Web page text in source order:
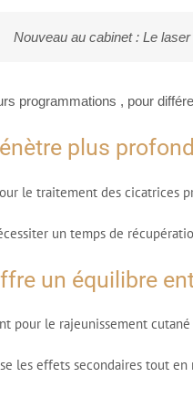
Nouveau au cabinet : Le
programmations , pour
plus
le traitement des cicatrices
un temps de
un équilibre
pour le rajeunissement
les effets secondaires tout en